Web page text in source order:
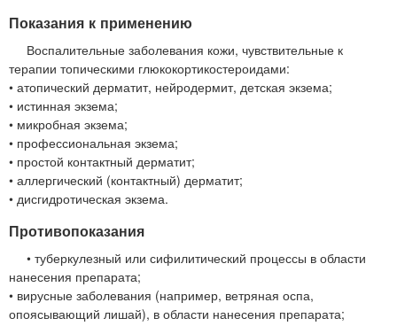
Показания к применению
Воспалительные заболевания кожи, чувствительные к
терапии топическими глюкокортикостероидами:
• атопический дерматит, нейродермит, детская экзема;
• истинная экзема;
• микробная экзема;
• профессиональная экзема;
• простой контактный дерматит;
• аллергический (контактный) дерматит;
• дисгидротическая экзема.
Противопоказания
• туберкулезный или сифилитический процессы в области
нанесения препарата;
• вирусные заболевания (например, ветряная оспа,
опоясывающий лишай), в области нанесения препарата;